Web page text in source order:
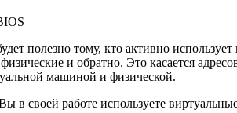
полезно тому, кто активно
и обратно. Это касается
машиной и физической.
в своей работе используете